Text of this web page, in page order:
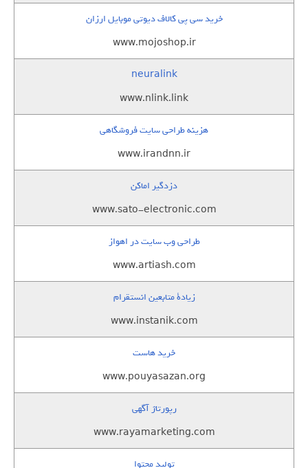
خرید سی پی کالاف دیوتی موبایل ارزان
www.mojoshop.ir
neuralink
www.nlink.link
هزینه طراحی سایت فروشگاهی
www.irandnn.ir
دزدگیر اماکن
www.sato-electronic.com
طراحی وب سایت در اهواز
www.artiash.com
زيادة متابعين انستقرام
www.instanik.com
خرید هاست
www.pouyasazan.org
رپورتاژ آگهی
www.rayamarketing.com
تولید محتوا